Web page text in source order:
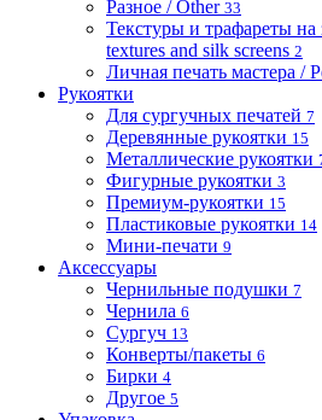
Разное / Other 33
Текстуры и трафареты на
textures and silk screens 2
Личная печать мастера /
Рукоятки
Для сургучных печатей 7
Деревянные рукоятки 15
Металлические рукоятки
Фигурные рукоятки 3
Премиум-рукоятки 15
Пластиковые рукоятки 14
Мини-печати 9
Аксессуары
Чернильные подушки 7
Чернила 6
Сургуч 13
Конверты/пакеты 6
Бирки 4
Другое 5